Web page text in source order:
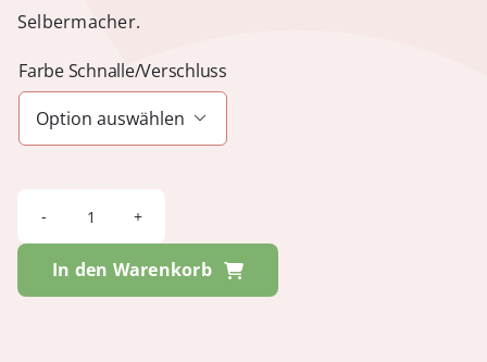
Selbermacher.
Farbe Schnalle/Verschluss

-
Minnesota
In den Warenkorb